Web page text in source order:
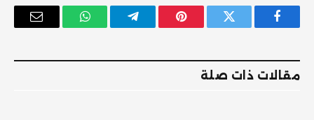
فيسبوك تويتر بينتيريستتيلقرام واتساب
البريد
مقالات ذات صلة